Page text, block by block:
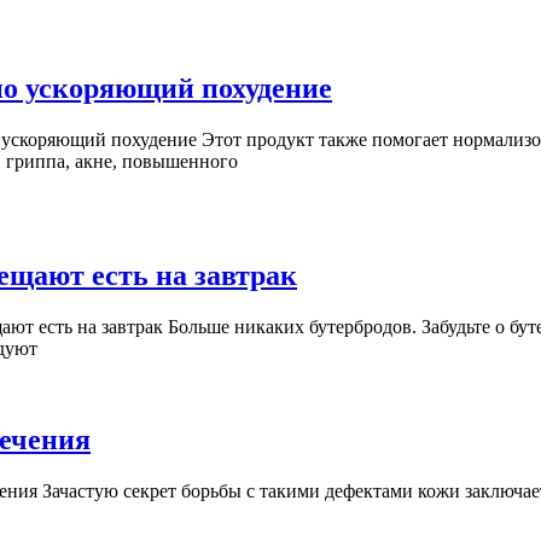
ускоряющий похудение
продукт,
похудение Этот продукт также помогает
гриппа, акне, повышенного
есть на завтрак
продукты
завтрак
на завтрак Больше никаких бутербродов. Забудьте о
Названы
акне
Зачастую секрет борьбы с такими дефектами кожи